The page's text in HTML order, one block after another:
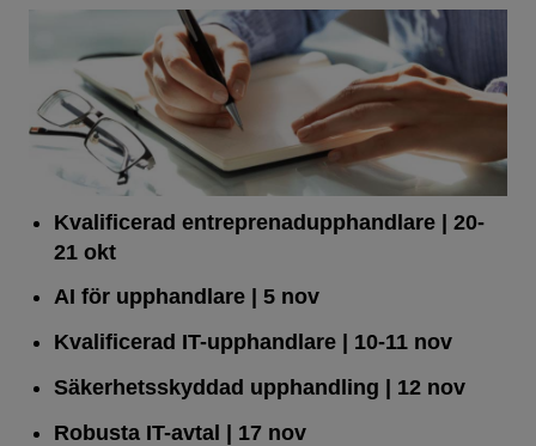
Kvalificerad entreprenad­upphandlare | 20-
21 okt
AI för upphandlare| 5 nov
Kvalificerad IT-upphandlare| 10-11 nov
Säkerhetsskyddad upphandling | 12 nov
Robusta IT-avtal | 17 nov